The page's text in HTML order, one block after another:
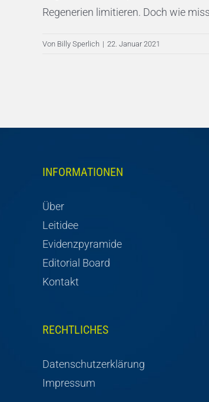
Regenerien limitieren. Doch wie
Von Billy Sperlich | 22. Januar 2021
INFORMATIONEN
Über
Leitidee
Evidenzpyramide
Editorial Board
Kontakt
RECHTLICHES
Datenschutzerklärung
Impressum